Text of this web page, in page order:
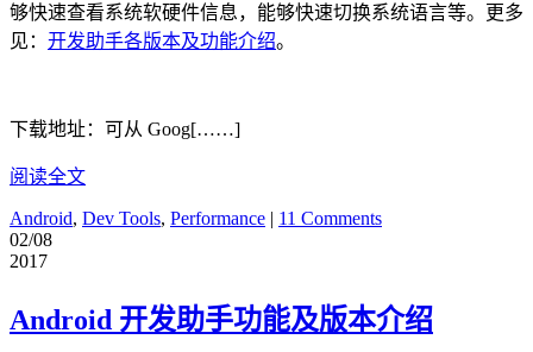
够快速查看系统软硬件信息，能够快速切换系统语言等。更多
见： 开发助手各版本及功能介绍。
下载地址：可从 Goog[……]
阅读全文
Android, Dev Tools, Performance | 11 Comments
02/08
2017
Android 开发助手功能及版本介绍